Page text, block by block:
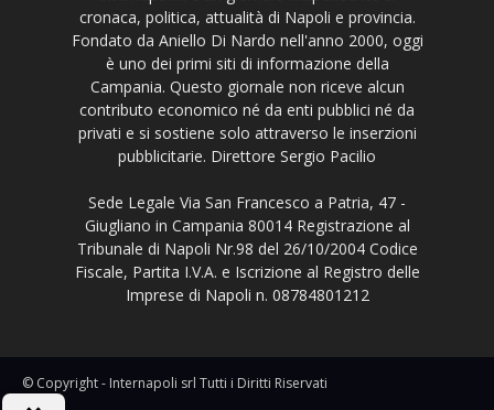
cronaca, politica, attualità di Napoli e provincia.
Fondato da Aniello Di Nardo nell'anno 2000, oggi
è uno dei primi siti di informazione della
Campania. Questo giornale non riceve alcun
contributo economico né da enti pubblici né da
privati e si sostiene solo attraverso le inserzioni
pubblicitarie. Direttore Sergio Pacilio
Sede Legale Via San Francesco a Patria, 47 -
Giugliano in Campania 80014 Registrazione al
Tribunale di Napoli Nr.98 del 26/10/2004 Codice
Fiscale, Partita I.V.A. e Iscrizione al Registro delle
Imprese di Napoli n. 08784801212
© Copyright - Internapoli srl Tutti i Diritti Riservati